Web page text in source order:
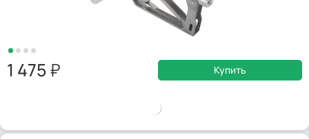
1 475 Купить